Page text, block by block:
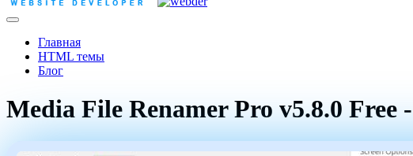
Главная
HTML темы
Блог
Media File Renamer Pro v5.8.0 Free -